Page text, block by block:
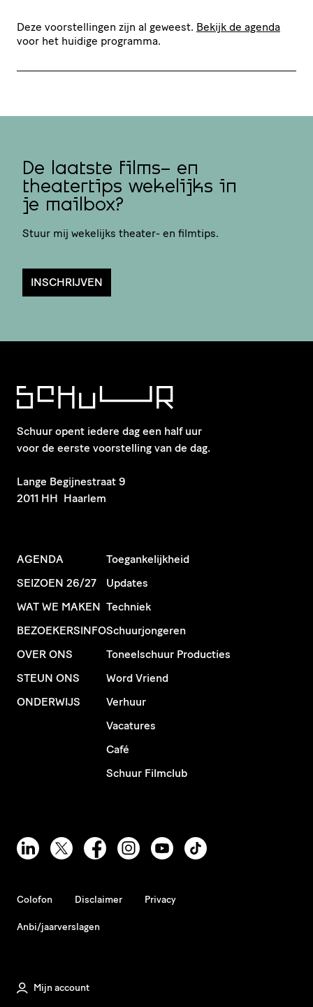
Deze voorstellingen zijn al geweest. Bekijk de agenda
voor het huidige programma.
De laatste films- en
theatertips wekelijks in
je mailbox?
Stuur mij wekelijks theater- en filmtips.
INSCHRIJVEN
Schuur opent iedere dag een half uur
voor de eerste voorstelling van de dag.
​Lange Begijnestraat 9
2011 HH Haarlem
AGENDA
SEIZOEN 26/27
WAT WE MAKEN
BEZOEKERSINFO
OVER ONS
STEUN ONS
ONDERWIJS
Toegankelijkheid
Updates
Techniek
Schuurjongeren
Toneelschuur Producties
Word Vriend
Verhuur
Vacatures
Café
Schuur Filmclub
Colofon Disclaimer Privacy
Anbi/jaarverslagen
Mijn account